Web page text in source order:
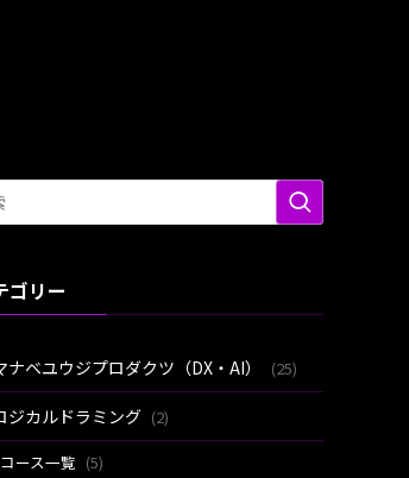
ゴリー
ナベユウジプロダクツ（DX・AI） (25)
ジカルドラミング (2)
コース一覧 (5)